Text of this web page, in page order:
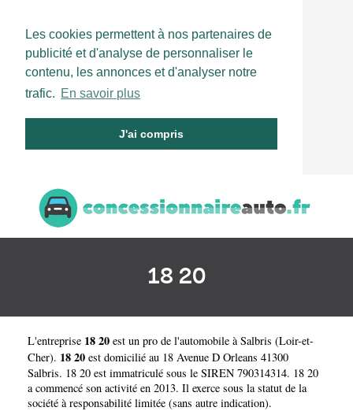
Les cookies permettent à nos partenaires de
publicité et d'analyse de personnaliser le
contenu, les annonces et d'analyser notre
trafic. En savoir plus
J'ai compris
18 20
L'entreprise 18 20 est un pro de l'automobile à Salbris (Loir-et-
Cher). 18 20 est domicilié au 18 Avenue D Orleans 41300
Salbris. 18 20 est immatriculé sous le SIREN 790314314. 18 20
a commencé son activité en 2013. Il exerce sous la statut de la
société à responsabilité limitée (sans autre indication).